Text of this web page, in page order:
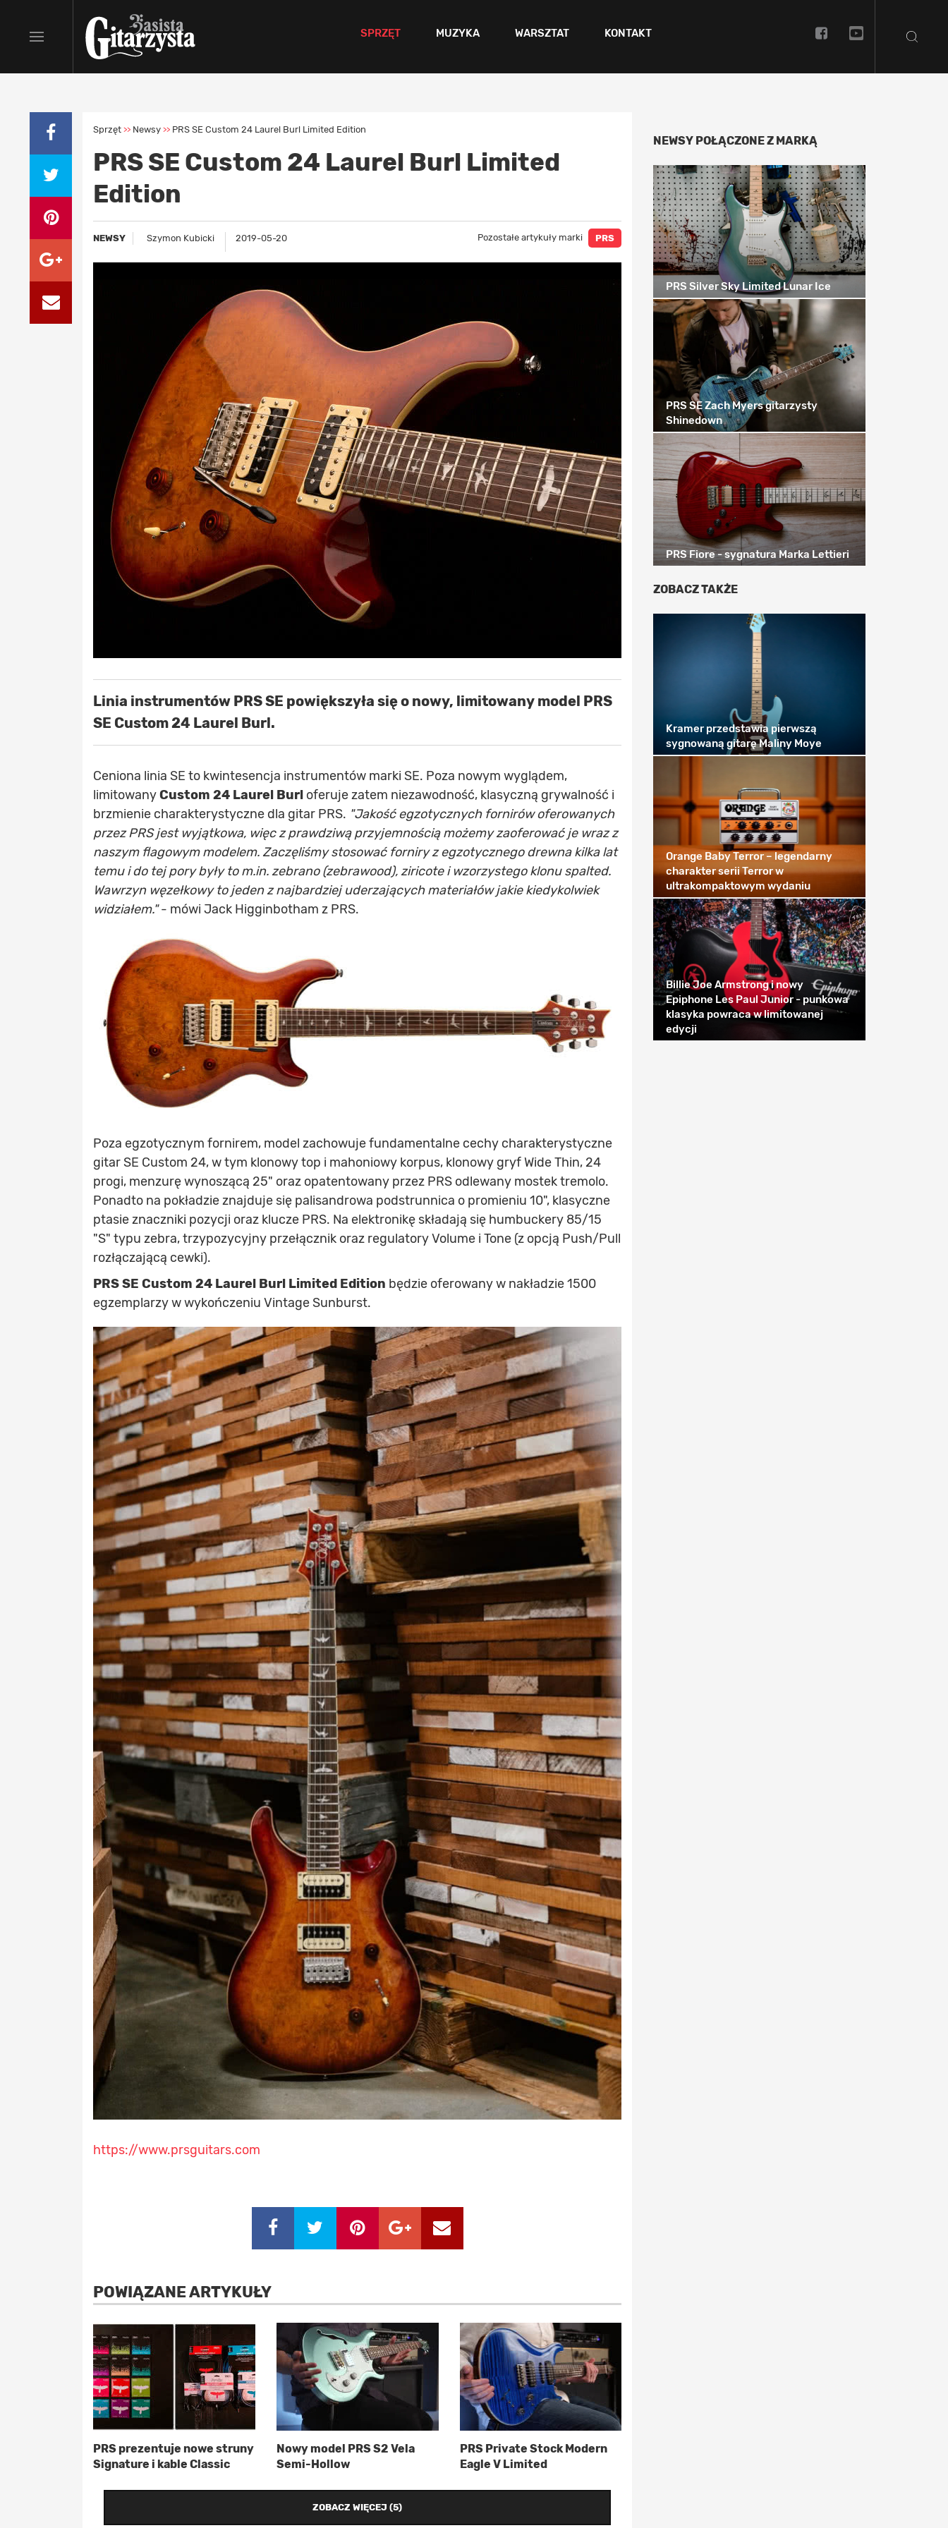
SPRZĘT MUZYKA WARSZTAT KONTAKT
Sprzęt >> Newsy >> PRS SE Custom 24 Laurel Burl Limited Edition
PRS SE Custom 24 Laurel Burl Limited
Edition
NEWSY Szymon Kubicki 2019-05-20 Pozostałe artykuły marki PRS
Linia instrumentów PRS SE powiększyła się o nowy, limitowany model PRS
SE Custom 24 Laurel Burl.
Ceniona linia SE to kwintesencja instrumentów marki SE. Poza nowym wyglądem,
limitowanyCustom 24 Laurel Burl oferuje zatem niezawodność, klasyczną grywalność i
brzmienie charakterystyczne dla gitar PRS. "Jakość egzotycznych fornirów oferowanych
przez PRS jest wyjątkowa, więc z prawdziwą przyjemnością możemy zaoferować je wraz z
naszym flagowym modelem. Zaczęliśmy stosować forniry z egzotycznego drewna kilka lat
temu i do tej pory były to m.in. zebrano (zebrawood), ziricote i wzorzystego klonu spalted.
Wawrzyn węzełkowy to jeden z najbardziej uderzających materiałów jakie kiedykolwiek
widziałem."- mówi Jack Higginbotham z PRS.
Poza egzotycznym fornirem, model zachowuje fundamentalne cechy charakterystyczne
gitar SE Custom 24, w tym klonowy top i mahoniowy korpus, klonowy gryf Wide Thin, 24
progi, menzurę wynoszącą 25" oraz opatentowany przez PRS odlewany mostek tremolo.
Ponadto na pokładzie znajduje się palisandrowa podstrunnica o promieniu 10", klasyczne
ptasie znaczniki pozycji oraz klucze PRS. Na elektronikę składają się humbuckery 85/15
"S" typu zebra, trzypozycyjny przełącznik oraz regulatory Volume i Tone (z opcją Push/Pull
rozłączającą cewki).
PRS SE Custom 24 Laurel Burl Limited Edition będzie oferowany w nakładzie 1500
egzemplarzy w wykończeniu Vintage Sunburst.
https://www.prsguitars.com
POWIĄZANE ARTYKUŁY
PRS prezentuje nowe struny
Signature i kable Classic
Nowy model PRS S2 Vela
Semi-Hollow
PRS Private Stock Modern
Eagle V Limited
ZOBACZ WIĘCEJ (5)
NEWSY POŁĄCZONE Z MARKĄ
PRS Silver Sky Limited Lunar Ice
PRS SE Zach Myers gitarzysty
Shinedown
PRS Fiore - sygnatura Marka Lettieri
ZOBACZ TAKŻE
Kramer przedstawia pierwszą
sygnowaną gitarę Maliny Moye
Orange Baby Terror – legendarny
charakter serii Terror w
ultrakompaktowym wydaniu
Billie Joe Armstrong i nowy
Epiphone Les Paul Junior - punkowa
klasyka powraca w limitowanej
edycji